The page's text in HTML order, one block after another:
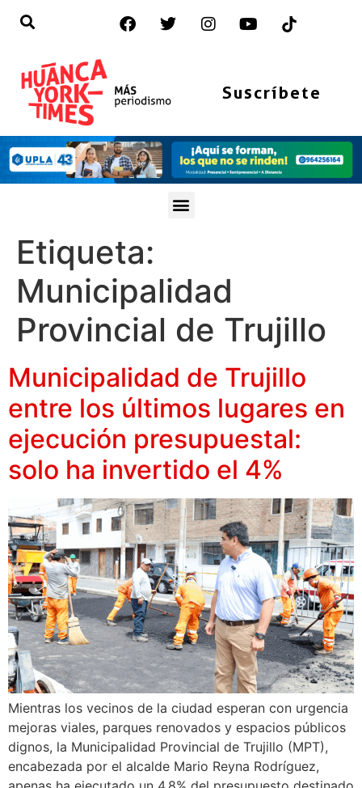
Suscríbete
Etiqueta:
Municipalidad
Provincial de Trujillo
Municipalidad de Trujillo
entre los últimos lugares en
ejecución presupuestal:
solo ha invertido el 4%
Mientras los vecinos de la ciudad esperan con urgencia
mejoras viales, parques renovados y espacios públicos
dignos, la Municipalidad Provincial de Trujillo (MPT),
encabezada por el alcalde Mario Reyna Rodríguez,